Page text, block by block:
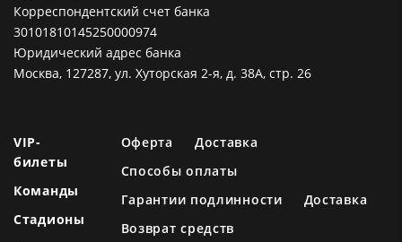
Корреспондентский счет банка
30101810145250000974
Юридический адрес банка
Москва, 127287, ул. Хуторская 2-я, д. 38А, стр. 26
VIP-
билеты
Команды
Стадионы
Оферта
Доставка
Способы оплаты
Гарантии подлинности
Доставка
Возврат средств